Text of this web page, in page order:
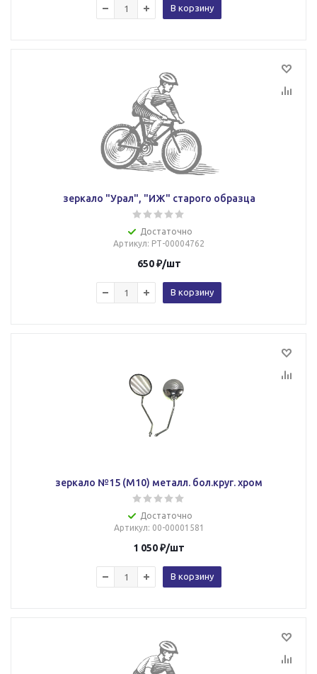
В корзину
зеркало "Урал", "ИЖ" старого образца
Достаточно
Артикул: РТ-00004762
650₽/шт
В корзину
зеркало №15 (М10) металл. бол.круг. хром
Достаточно
Артикул: 00-00001581
1 050₽/шт
В корзину